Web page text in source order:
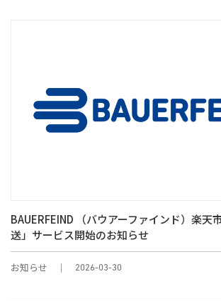
BAUERFEIND （バウアーファインド）楽天
送」サービス開始のお知らせ
お知らせ 2026-03-30